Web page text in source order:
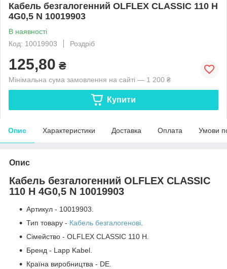
Кабель безгалогенний OLFLEX CLASSIC 110 H
4G0,5 N 10019903
В наявності
Код: 10019903
Роздріб
125,80 ₴
Мінімальна сума замовлення на сайті — 1 200 ₴
Купити
Опис Характеристики Доставка Оплата Умови
Опис
Кабель безгалогенний OLFLEX CLASSIC
110 H 4G0,5 N 10019903
Артикул - 10019903.
Тип товару - Кабель безгалогенові.
Сімейство - OLFLEX CLASSIC 110 H.
Бренд - Lapp Kabel.
Країна виробництва - DE.